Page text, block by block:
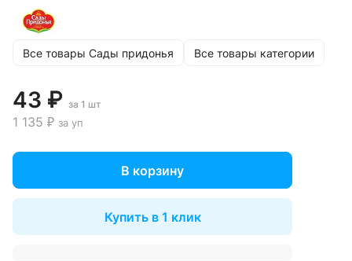
Все товары Сады придонья Все товары категории
43 ₽ за 1 шт
1 135 ₽ за уп
В корзину
Купить в 1 клик